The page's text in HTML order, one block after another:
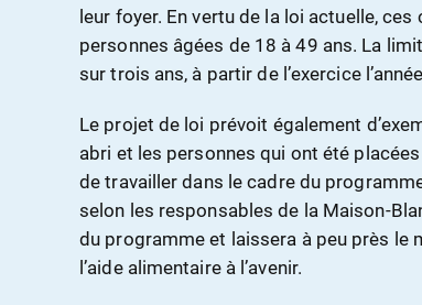
leur foyer. En vertu de la loi actuelle,
personnes âgées de 18 à 49 ans. La
sur trois ans, à partir de l’exercice
Le projet de loi prévoit également
abri et les personnes qui ont été
de travailler dans le cadre du
selon les responsables de la Maison-
du programme et laissera à peu près le
l’aide alimentaire à l’avenir.